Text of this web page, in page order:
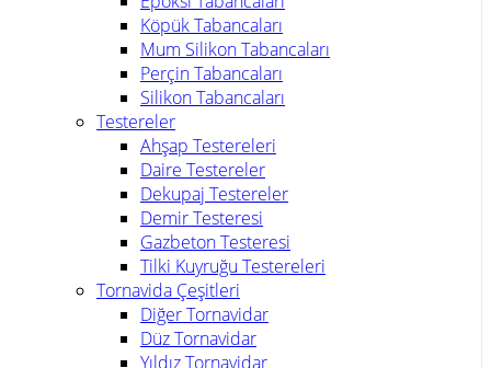
Köpük Tabancaları
Mum Silikon Tabancaları
Perçin Tabancaları
Silikon Tabancaları
Testereler
Ahşap Testereleri
Daire Testereler
Dekupaj Testereler
Demir Testeresi
Gazbeton Testeresi
Tilki Kuyruğu Testereleri
Tornavida Çeşitleri
Diğer Tornavidar
Düz Tornavidar
Yıldız Tornavidar